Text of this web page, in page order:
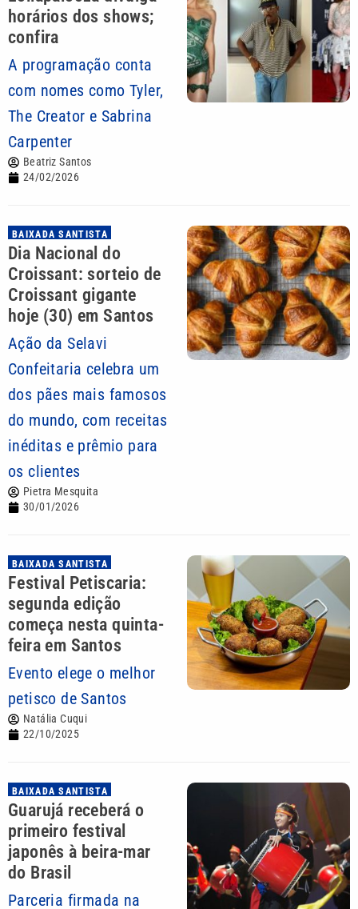
horários dos shows;
confira
A programação conta
com nomes como Tyler,
The Creator e Sabrina
Carpenter
Beatriz Santos
24/02/2026
BAIXADA SANTISTA
Dia Nacional do
Croissant: sorteio de
Croissant gigante
hoje (30) em Santos
Ação da Selavi
Confeitaria celebra um
dos pães mais famosos
do mundo, com receitas
inéditas e prêmio para
os clientes
Pietra Mesquita
30/01/2026
BAIXADA SANTISTA
Festival Petiscaria:
segunda edição
começa nesta quinta-
feira em Santos
Evento elege o melhor
petisco de Santos
Natália Cuqui
22/10/2025
BAIXADA SANTISTA
Guarujá receberá o
primeiro festival
japonês à beira-mar
do Brasil
Parceria firmada na